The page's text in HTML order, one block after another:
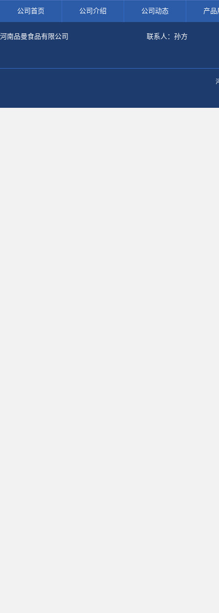
公司首页 公司介绍 公司动态 产品
河南品曼食品有限公司 联系人：孙方